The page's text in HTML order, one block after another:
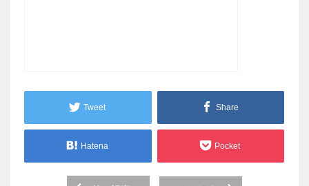
Tweet Share
Hatena Pocket